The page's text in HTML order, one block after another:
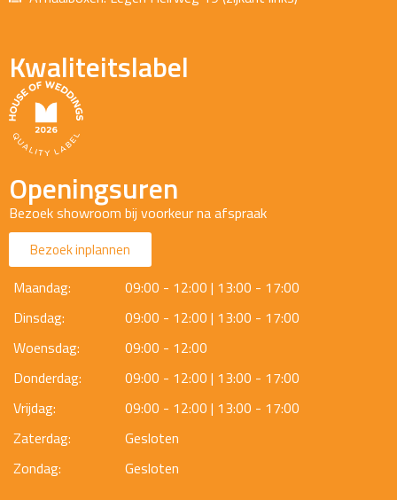
Kwaliteitslabel
Openingsuren
Bezoek showroom bij voorkeur na afspraak
Bezoek inplannen
Maandag:
09:00 - 12:00 | 13:00 - 17:00
Dinsdag:
09:00 - 12:00 | 13:00 - 17:00
Woensdag:
09:00 - 12:00
Donderdag:
09:00 - 12:00 | 13:00 - 17:00
Vrijdag:
09:00 - 12:00 | 13:00 - 17:00
Zaterdag:
Gesloten
Zondag:
Gesloten